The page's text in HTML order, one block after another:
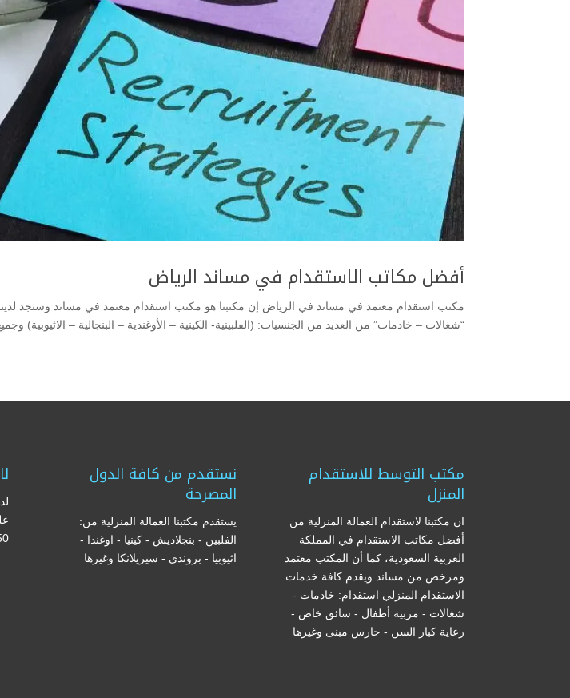
أفضل مكاتب الاستقدام في مساند الرياض
مكتب استقدام معتمد في مساند في الرياض إن مكتبنا هو مكتب استقدام معتمد في مساند وستجد
“شغالات – خادمات” من العديد من الجنسيات: (الفلبينية- الكينية – الأوغندية – البنجالية – الاثيوبية)
مكتب التوسط للاستقدام
المنزل
ان مكتبنا لاستقدام العمالة المنزلية من
أفضل مكاتب الاستقدام في المملكة
العربية السعودية، كما أن المكتب معتمد
ومرخص من مساند ويقدم كافة خدمات
الاستقدام المنزلي استقدام: خادمات -
شغالات - مربية أطفال - سائق خاص -
رعاية كبار السن - حارس مبنى وغيرها
نستقدم من كافة الدول
المصرحة
يستقدم مكتبنا العمالة المنزلية من:
الفلبين - بنجلاديش - كينيا - اوغندا -
اثيوبيا - بروندي - سيريلانكا وغيرها